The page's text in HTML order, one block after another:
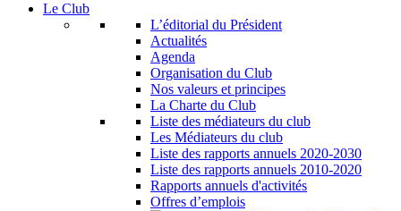
Le Club
L’éditorial du Président
Actualités
Agenda
Organisation du Club
Nos valeurs et principes
La Charte du Club
Liste des médiateurs du club
Les Médiateurs du club
Liste des rapports annuels 2020-2030
Liste des rapports annuels 2010-2020
Rapports annuels d'activités
Offres d’emplois